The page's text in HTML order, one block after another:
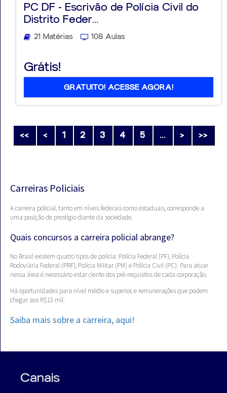
PC DF - Escrivão de Polícia Civil do
Distrito Feder...
21 Matérias 108 Aulas
Grátis!
GRATUITO! ACESSE AGORA!
<< < 1 2 3 4 5 ... > >>
Carreiras Policiais
A carreira policial, tanto em níveis federais como estaduais, corresponde a
uma posição de prestígio diante da sociedade.
Quais concursos a carreira policial abrange?
No Brasil existem quatro tipos de polícia: Polícia Federal (PF), Polícia
Rodoviária Federal (PRF), Polícia Militar (PM) e Polícia Civil (PC). Para atuar
nessa área é necessário estar ciente dos pré-requisitos de cada corporação.
Há oportunidades para nível médio e superior, e remunerações que podem
chegar aos R$13 mil.
Saiba mais sobre a carreira, aqui!
Canais